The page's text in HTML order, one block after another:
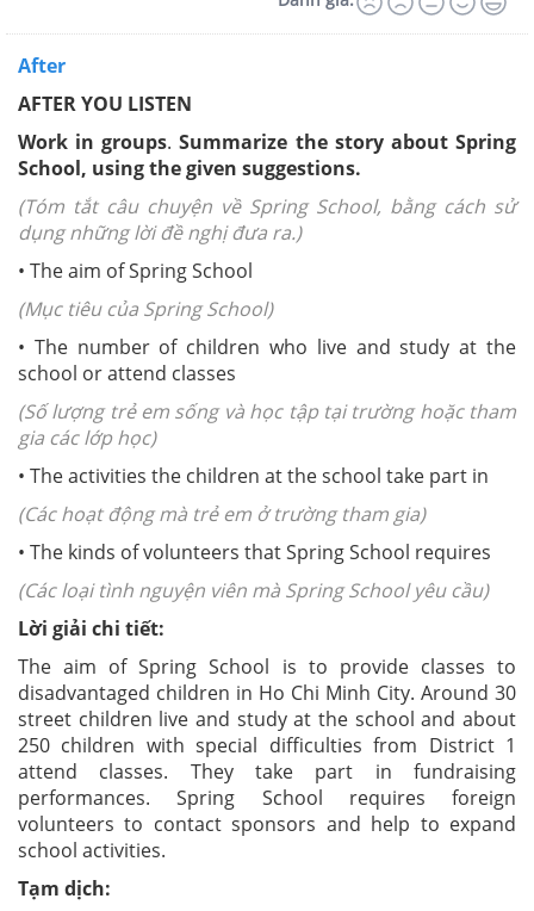
After
AFTER YOU LISTEN
Work in groups.Summarize the story about Spring
School, using the given suggestions.
(Tóm tắt câu chuyện về Spring School, bằng cách sử
dụng những lời đề nghị đưa ra.)
• The aim of Spring School
(Mục tiêu của Spring School)
• The number of children who live and study at the
school or attend classes
(Số lượng trẻ em sống và học tập tại trường hoặc tham
gia các lớp học)
• The activities the children at the school take part in
(Các hoạt động mà trẻ em ở trường tham gia)
• The kinds of volunteers that Spring School requires
(Các loại tình nguyện viên mà Spring School yêu cầu)
Lời giải chi tiết:
The aim of Spring School is to provide classes to
disadvantaged children in Ho Chi Minh City. Around 30
street children live and study at the school and about
250 children with special difficulties from District 1
attend classes. They take part in fundraising
performances. Spring School requires foreign
volunteers to contact sponsors and help to expand
school activities.
Tạm dịch: